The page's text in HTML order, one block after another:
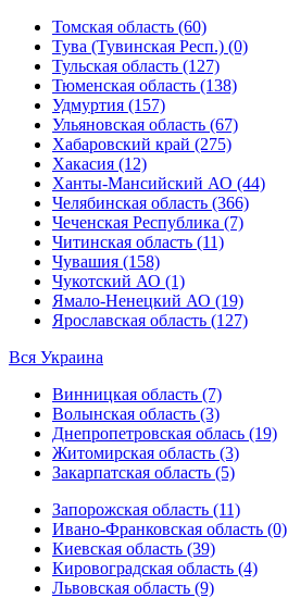
Томская область (60)
Тува (Тувинская Респ.) (0)
Тульская область (127)
Тюменская область (138)
Удмуртия (157)
Ульяновская область (67)
Хабаровский край (275)
Хакасия (12)
Ханты-Мансийский АО (44)
Челябинская область (366)
Чеченская Республика (7)
Читинская область (11)
Чувашия (158)
Чукотский АО (1)
Ямало-Ненецкий АО (19)
Ярославская область (127)
Вся Украина
Винницкая область (7)
Волынская область (3)
Днепропетровская облась (19)
Житомирская область (3)
Закарпатская область (5)
Запорожская область (11)
Ивано-Франковская область (0)
Киевская область (39)
Кировоградская область (4)
Львовская область (9)